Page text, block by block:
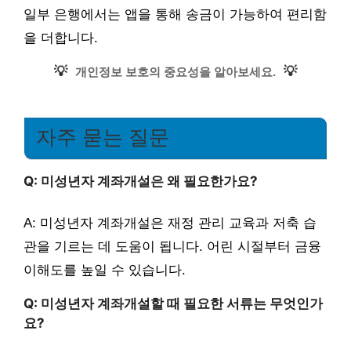
일부 은행에서는 앱을 통해 송금이 가능하여 편리함
을 더합니다.
💡 개인정보 보호의 중요성을 알아보세요. 💡
자주 묻는 질문
Q: 미성년자 계좌개설은 왜 필요한가요?
A: 미성년자 계좌개설은 재정 관리 교육과 저축 습
관을 기르는 데 도움이 됩니다. 어린 시절부터 금융
이해도를 높일 수 있습니다.
Q: 미성년자 계좌개설할 때 필요한 서류는 무엇인가
요?